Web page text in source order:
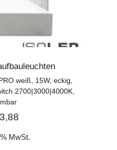
weiß, 15W, eckig,
2700|3000|4000K,
MwSt.